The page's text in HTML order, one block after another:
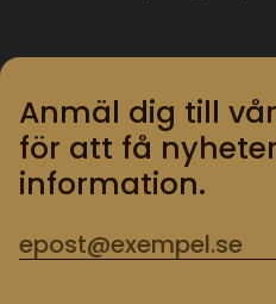
Anmäl dig till
för att få
information.